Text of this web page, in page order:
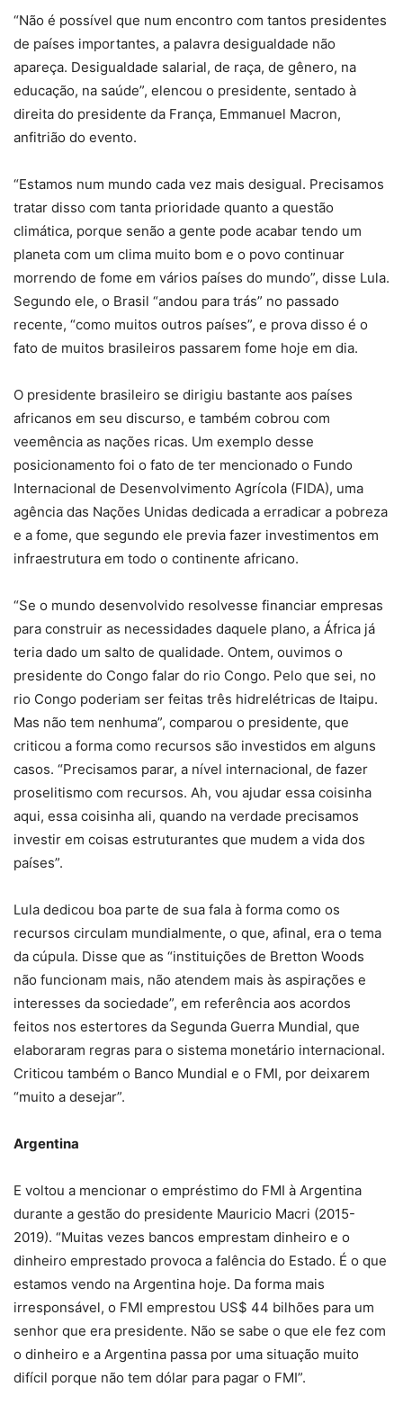
“Não é possível que num encontro com tantos presidentes
de países importantes, a palavra desigualdade não
apareça. Desigualdade salarial, de raça, de gênero, na
educação, na saúde”, elencou o presidente, sentado à
direita do presidente da França, Emmanuel Macron,
anfitrião do evento.
“Estamos num mundo cada vez mais desigual. Precisamos
tratar disso com tanta prioridade quanto a questão
climática, porque senão a gente pode acabar tendo um
planeta com um clima muito bom e o povo continuar
morrendo de fome em vários países do mundo”, disse Lula.
Segundo ele, o Brasil “andou para trás” no passado
recente, “como muitos outros países”, e prova disso é o
fato de muitos brasileiros passarem fome hoje em dia.
O presidente brasileiro se dirigiu bastante aos países
africanos em seu discurso, e também cobrou com
veemência as nações ricas. Um exemplo desse
posicionamento foi o fato de ter mencionado o Fundo
Internacional de Desenvolvimento Agrícola (FIDA), uma
agência das Nações Unidas dedicada a erradicar a pobreza
e a fome, que segundo ele previa fazer investimentos em
infraestrutura em todo o continente africano.
“Se o mundo desenvolvido resolvesse financiar empresas
para construir as necessidades daquele plano, a África já
teria dado um salto de qualidade. Ontem, ouvimos o
presidente do Congo falar do rio Congo. Pelo que sei, no
rio Congo poderiam ser feitas três hidrelétricas de Itaipu.
Mas não tem nenhuma”, comparou o presidente, que
criticou a forma como recursos são investidos em alguns
casos. “Precisamos parar, a nível internacional, de fazer
proselitismo com recursos. Ah, vou ajudar essa coisinha
aqui, essa coisinha ali, quando na verdade precisamos
investir em coisas estruturantes que mudem a vida dos
países”.
Lula dedicou boa parte de sua fala à forma como os
recursos circulam mundialmente, o que, afinal, era o tema
da cúpula. Disse que as “instituições de Bretton Woods
não funcionam mais, não atendem mais às aspirações e
interesses da sociedade”, em referência aos acordos
feitos nos estertores da Segunda Guerra Mundial, que
elaboraram regras para o sistema monetário internacional.
Criticou também o Banco Mundial e o FMI, por deixarem
“muito a desejar”.
Argentina
E voltou a mencionar o empréstimo do FMI à Argentina
durante a gestão do presidente Mauricio Macri (2015-
2019). “Muitas vezes bancos emprestam dinheiro e o
dinheiro emprestado provoca a falência do Estado. É o que
estamos vendo na Argentina hoje. Da forma mais
irresponsável, o FMI emprestou US$ 44 bilhões para um
senhor que era presidente. Não se sabe o que ele fez com
o dinheiro e a Argentina passa por uma situação muito
difícil porque não tem dólar para pagar o FMI”.